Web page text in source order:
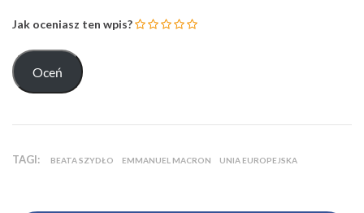
Jak oceniasz ten wpis?
TAGI: BEATA SZYDŁO EMMANUEL MACRON UNIA EUROPEJSKA